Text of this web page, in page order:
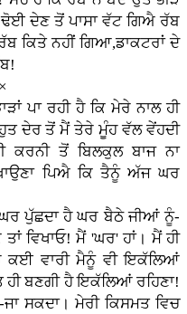
ਦੇਣ ਤੋਂ ਪਾਸਾ ਵੱਟ ਗਿਐ ਰੱਬ
ਕਿਤੇ ਨਹੀਂ ਗਿਆ,ਡਾਕਟਰਾਂ ਦੇ
ਪਾ ਰਹੀ ਹੈ ਕਿ ਮੇਰੇ ਨਾਲ ਹੀ
ਦੇਰ ਤੋਂ ਮੈਂ ਤੇਰੇ ਮੂੰਹ ਵੱਲ ਵੇਂਹਦੀ
ਤੋਂ ਬਿਲਕੁਲ ਬਾਜ ਨਾ
ਪਿਐ ਕਿ ਤੈਨੂੰ ਅੱਜ ਘਰ
ਪੁੱਛਦਾ ਹੈ ਘਰ ਬੈਠੇ ਜੀਆਂ ਨੂੰ-
ਤਾਂ ਵਿਖਾਓ! ਮੈਂ 'ਘਰ' ਹਾਂ। ਮੈਂ ਹੀ
ਵਾਰੀ ਮੈਨੂੰ ਵੀ ਇਕੱਲਿਆਂ
ਹੀ ਬਣਗੀ ਹੈ ਇਕੱਲਿਆਂ ਰਹਿਣਾ!
ਸਕਦਾ। ਮੇਰੀ ਕਿਸਮਤ ਵਿਚ